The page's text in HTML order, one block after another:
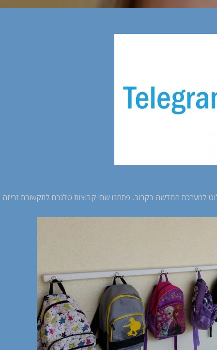
למערכת החדשה בקרוב, פתחנו שתי קבוצות טלגרם לתקשורת זריזה